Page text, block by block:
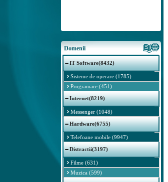
Domenii
IT Software(8432)
Sisteme de operare (1785)
Programare (451)
Internet(8219)
Messenger (1048)
Hardware(6755)
Telefoane mobile (9947)
Distractii(3197)
Filme (631)
Muzica (599)